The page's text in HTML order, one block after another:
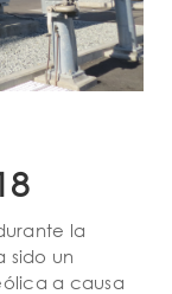
la
sido un
a causa